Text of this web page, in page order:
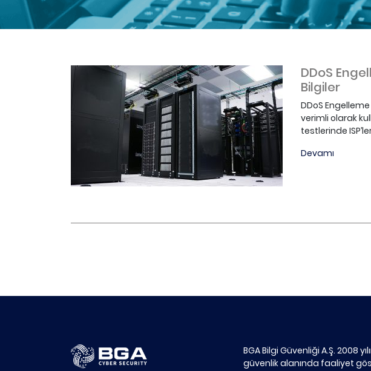
DDoS
Bilgiler
DDoS
verimli olarak
testlerinde
Devamı
BGA Bilgi Güvenliği A.Ş. 2008
güvenlik alanında faaliyet